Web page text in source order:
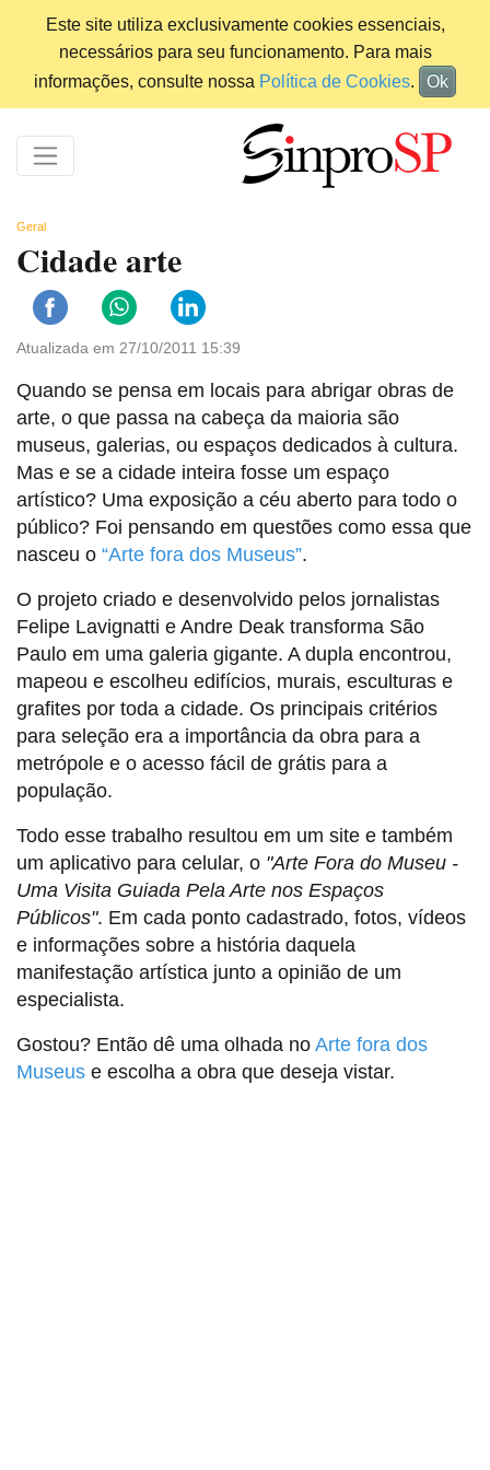
Este site utiliza exclusivamente cookies essenciais,
necessários para seu funcionamento. Para mais
informações, consulte nossa Política de Cookies. Ok
Geral
Cidade arte
Atualizada em 27/10/2011 15:39
Quando se pensa em locais para abrigar obras de
arte, o que passa na cabeça da maioria são
museus, galerias, ou espaços dedicados à cultura.
Mas e se a cidade inteira fosse um espaço
artístico? Uma exposição a céu aberto para todo o
público? Foi pensando em questões como essa que
nasceu o “Arte fora dos Museus”.
O projeto criado e desenvolvido pelos jornalistas
Felipe Lavignatti e Andre Deak transforma São
Paulo em uma galeria gigante. A dupla encontrou,
mapeou e escolheu edifícios, murais, esculturas e
grafites por toda a cidade. Os principais critérios
para seleção era a importância da obra para a
metrópole e o acesso fácil de grátis para a
população.
Todo esse trabalho resultou em um site e também
um aplicativo para celular, o "Arte Fora do Museu -
Uma Visita Guiada Pela Arte nos Espaços
Públicos". Em cada ponto cadastrado, fotos, vídeos
e informações sobre a história daquela
manifestação artística junto a opinião de um
especialista.
Gostou? Então dê uma olhada no Arte fora dos
Museus e escolha a obra que deseja vistar.